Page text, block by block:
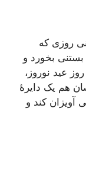
روزی که
بخورد و
عید نوروز،
هم یک دایرۀ
آویزان کند و